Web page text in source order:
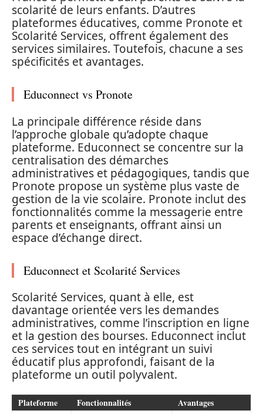
scolarité de leurs enfants. D’autres
plateformes éducatives, comme Pronote et
Scolarité Services, offrent également des
services similaires. Toutefois, chacune a ses
spécificités et avantages.
Educonnect vs Pronote
La principale différence réside dans
l’approche globale qu’adopte chaque
plateforme. Educonnect se concentre sur la
centralisation des démarches
administratives et pédagogiques, tandis que
Pronote propose un système plus vaste de
gestion de la vie scolaire. Pronote inclut des
fonctionnalités comme la messagerie entre
parents et enseignants, offrant ainsi un
espace d’échange direct.
Educonnect et Scolarité Services
Scolarité Services, quant à elle, est
davantage orientée vers les demandes
administratives, comme l’inscription en ligne
et la gestion des bourses. Educonnect inclut
ces services tout en intégrant un suivi
éducatif plus approfondi, faisant de la
plateforme un outil polyvalent.
Plateforme Fonctionnalités Avantages